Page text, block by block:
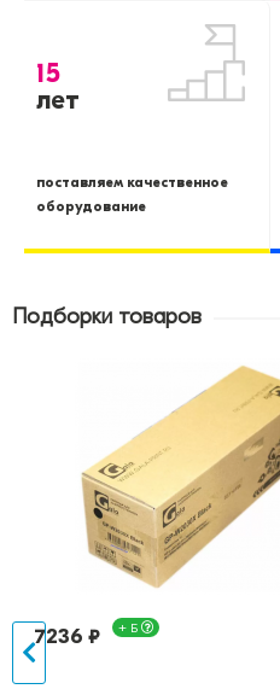
15
лет
поставляем качественное
оборудование
Подборки товаров
7236 ₽ + Б